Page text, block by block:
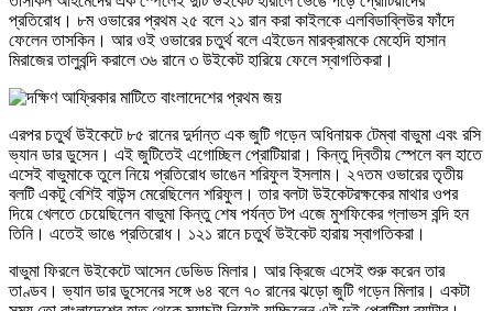
প্রতিরোধ। ৮ম ওভারের প্রথম ২৫ বলে ২১ রান করা কাইলকে এলবিডাব্লিউর ফাঁদে
ফেলেন তাসকিন। আর ওই ওভারের চতুর্থ বলে এইডেন মারক্রামকে মেহেদি হাসান
মিরাজের তালুবন্দি করালে ৩৬ রানে ৩ উইকেট হারিয়ে ফেলে স্বাগতিকরা।
এরপর চতুর্থ উইকেটে ৮৫ রানের দুর্দান্ত এক জুটি গড়েন অধিনায়ক টেম্বা বাভুমা এবং রসি
ভ্যান ডার ডুসেন। এই জুটিতেই এগোচ্ছিল প্রোটিয়ারা। কিন্তু দ্বিতীয় স্পেলে বল হাতে
এসেই বাভুমাকে তুলে নিয়ে প্রতিরোধ ভাঙেন শরিফুল ইসলাম। ২৭তম ওভারের তৃতীয়
বলটি একটু বেশিই বাউন্স মেরেছিলেন শরিফুল। তার বলটা উইকেটরক্ষকের মাথার ওপর
দিয়ে খেলতে চেয়েছিলেন বাভুমা কিন্তু শেষ পর্যন্ত টপ এজে মুশফিকের গ্লাভস বন্দি হন
তিনি। এতেই ভাঙে প্রতিরোধ। ১২১ রানে চতুর্থ উইকেট হারায় স্বাগতিকরা।
বাভুমা ফিরলে উইকেটে আসেন ডেভিড মিলার। আর ক্রিজে এসেই শুরু করেন তার
তাণ্ডব। ভ্যান ডার ডুসেনের সঙ্গে ৬৪ বলে ৭০ রানের ঝড়ো জুটি গড়েন মিলার। একটা